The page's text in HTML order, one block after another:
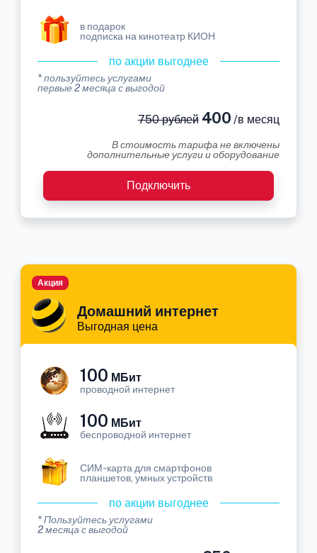
в подарок
подписка на кинотеатр КИОН
по акции выгоднее
* пользуйтесь услугами
первые 2 месяца с выгодой
750 рублей400 /в месяц
В стоимость тарифа не включены
дополнительные услуги и оборудование
Подключить
Домашний интернет
Выгодная цена
Акция
100 МБит
проводной интернет
100 МБит
беспроводной интернет
СИМ-карта для смартфонов
планшетов, умных устройств
по акции выгоднее
* Пользуйтесь услугами
2 месяца с выгодой